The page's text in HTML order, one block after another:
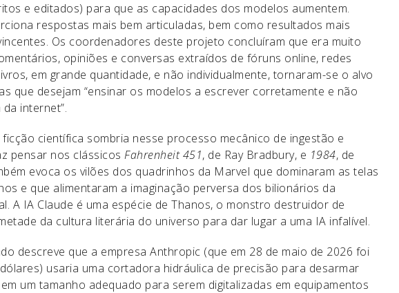
e editados) para que as capacidades dos modelos aumentem.
respostas mais bem articuladas, bem como resultados mais
Os coordenadores deste projeto concluíram que era muito
opiniões e conversas extraídos de fóruns online, redes
em grande quantidade, e não individualmente, tornaram-se o alvo
que desejam “ensinar os modelos a escrever corretamente e não
internet”.
científica sombria nesse processo mecânico de ingestão e
pensar nos clássicos Fahrenheit 451, de Ray Bradbury, e 1984, de
evoca os vilões dos quadrinhos da Marvel que dominaram as telas
e que alimentaram a imaginação perversa dos bilionários da
A IA Claude é uma espécie de Thanos, o monstro destruidor de
da cultura literária do universo para dar lugar a uma IA infalível.
descreve que a empresa Anthropic (que em 28 de maio de 2026 foi
usaria uma cortadora hidráulica de precisão para desarmar
um tamanho adequado para serem digitalizadas em equipamentos